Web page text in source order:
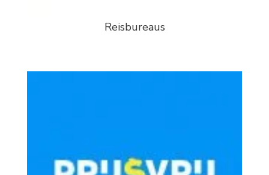
Reisbureaus